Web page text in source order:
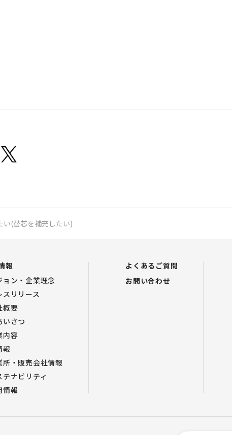
い(替芯を補充したい)
報
ョン・企業理念
スリリース
概要
いさつ
内容
報
所・販売会社情報
テナビリティ
情報
よくあるご質問
お問い合わせ